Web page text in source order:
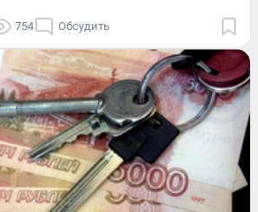
754 Обсудить